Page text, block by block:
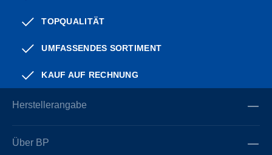
TOPQUALITÄT
UMFASSENDES SORTIMENT
KAUF AUF RECHNUNG
Herstellerangabe
Über BP